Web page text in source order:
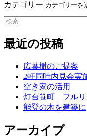
カテゴリー
最近の投稿
広葉樹のご提案
2軒同時内見会実
空き家の活用
灯台笹町 フルリ
能登の木を建築に
アーカイブ